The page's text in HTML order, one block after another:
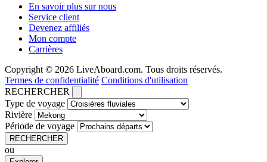
En savoir plus sur nous
Service client
Devenez affiliés
Mon compte
Carrières
Copyright © 2026 LiveAboard.com. Tous droits réservés.
Termes de confidentialité Conditions d'utilisation
RECHERCHER
Type de voyage
Rivière
Période de voyage
RECHERCHER
ou